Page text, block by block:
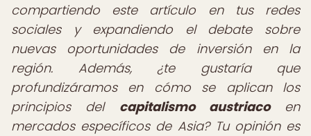
compartiendo este artículo en tus redes
sociales y expandiendo el debate sobre
nuevas oportunidades de inversión en la
región. Además, ¿te gustaría que
profundizáramos en cómo se aplican los
principios del capitalismo austriacoen
mercados específicos de Asia? Tu opinión es